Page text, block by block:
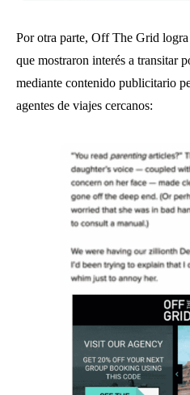
Por otra parte, Off The Grid
que mostraron interés a transitar
mediante contenido publicitario
agentes de viajes cercanos: